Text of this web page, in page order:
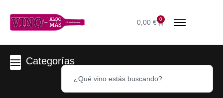
0,00 € 0
Categorías